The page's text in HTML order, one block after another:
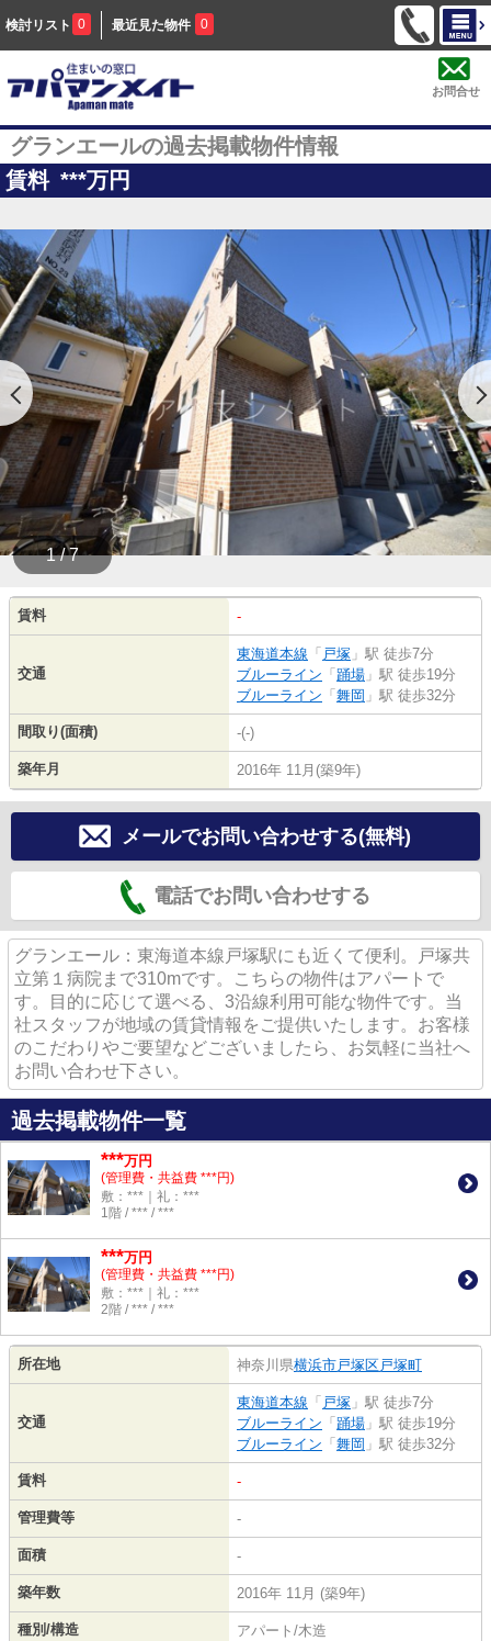
検討リスト 0 最近見た物件 0
お問合せ
グランエールの過去掲載物件情報
賃料 ***万円
1 / 7
賃料 -
交通
東海道本線 「 戸塚 」駅 徒歩7分
ブルーライン 「 踊場 」駅 徒歩19分
ブルーライン 「 舞岡 」駅 徒歩32分
間取り(面積) -(-)
築年月 2016年 11月(築9年)
メールでお問い合わせする(無料)
電話でお問い合わせする
グランエール：東海道本線戸塚駅にも近くて便利。戸塚共
立第１病院まで310mです。こちらの物件はアパートで
す。目的に応じて選べる、3沿線利用可能な物件です。当
社スタッフが地域の賃貸情報をご提供いたします。お客様
のこだわりやご要望などございましたら、お気軽に当社へ
お問い合わせ下さい。
過去掲載物件一覧
***万円
(管理費・共益費 ***円)
敷：***｜礼：***
1階 / *** / ***
***万円
(管理費・共益費 ***円)
敷：***｜礼：***
2階 / *** / ***
所在地 神奈川県横浜市戸塚区戸塚町
交通
東海道本線 「 戸塚 」駅 徒歩7分
ブルーライン 「 踊場 」駅 徒歩19分
ブルーライン 「 舞岡 」駅 徒歩32分
賃料 -
管理費等 -
面積 -
築年数 2016年 11月 (築9年)
種別/構造 アパート/木造